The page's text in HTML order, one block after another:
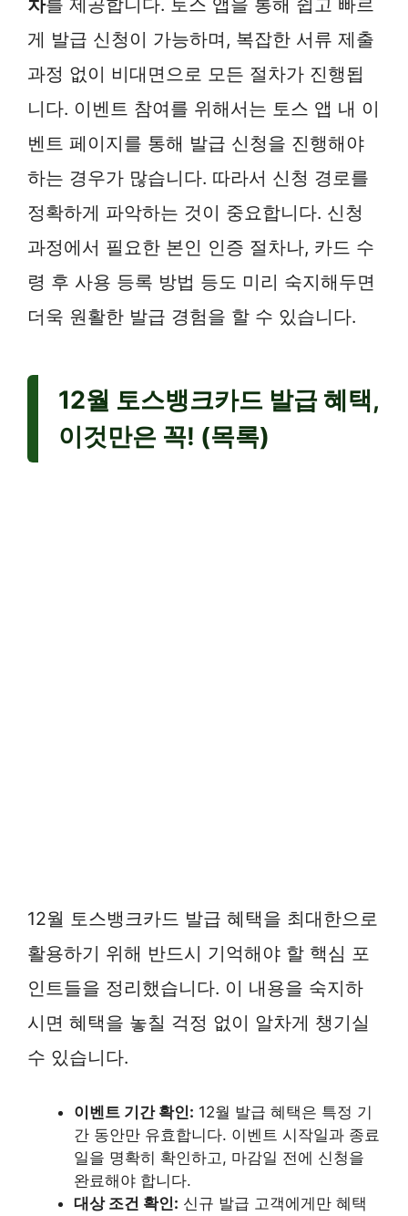
게 발급 신청이 가능하며, 복잡한 서류 제출
과정 없이 비대면으로 모든 절차가 진행됩
니다. 이벤트 참여를 위해서는 토스 앱 내 이
벤트 페이지를 통해 발급 신청을 진행해야
하는 경우가 많습니다. 따라서 신청 경로를
정확하게 파악하는 것이 중요합니다. 신청
과정에서 필요한 본인 인증 절차나, 카드 수
령 후 사용 등록 방법 등도 미리 숙지해두면
더욱 원활한 발급 경험을 할 수 있습니다.
12월 토스뱅크카드 발급 혜택,
이것만은 꼭! (목록)
12월 토스뱅크카드 발급 혜택을 최대한으로
활용하기 위해 반드시 기억해야 할 핵심 포
인트들을 정리했습니다. 이 내용을 숙지하
시면 혜택을 놓칠 걱정 없이 알차게 챙기실
수 있습니다.
이벤트 기간 확인: 12월 발급 혜택은 특정 기
간 동안만 유효합니다. 이벤트 시작일과 종료
일을 명확히 확인하고, 마감일 전에 신청을
완료해야 합니다.
대상 조건 확인: 신규 발급 고객에게만 혜택